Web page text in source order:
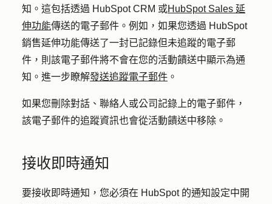
知。這包括透過 HubSpot CRM 或HubSpot Sales 延
伸功能傳送的電子郵件。例如，如果您透過 HubSpot
銷售延伸功能傳送了一封已記錄但未追蹤的電子郵
件，則該電子郵件將不會在您的活動饋送中顯示為通
知。進一步瞭解發送追蹤電子郵件 。
如果您刪除對話、聯絡人或公司記錄上的電子郵件，
該電子郵件的追蹤資訊也會從活動饋送中移除。
接收即時通知
要接收即時通知，您必須在 HubSpot 的通知設定中開